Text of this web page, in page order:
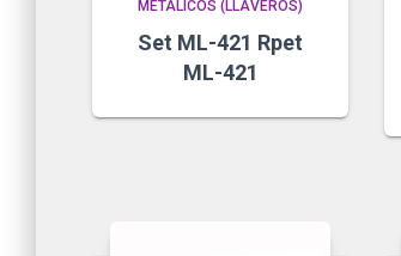
METÁLICOS (LLAVEROS)
Set ML-421 Rpet
ML-421